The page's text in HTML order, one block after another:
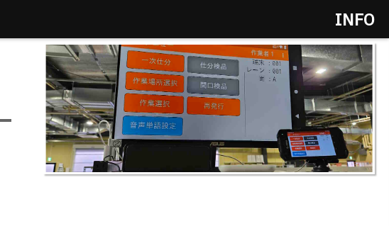
INFO